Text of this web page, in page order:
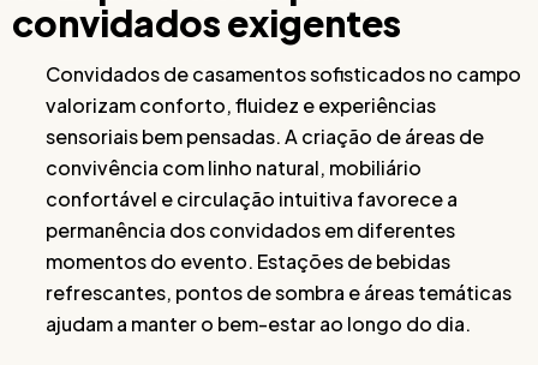
convidados exigentes
Convidados de casamentos sofisticados no campo
valorizam conforto, fluidez e experiências
sensoriais bem pensadas. A criação de áreas de
convivência com linho natural, mobiliário
confortável e circulação intuitiva favorece a
permanência dos convidados em diferentes
momentos do evento. Estações de bebidas
refrescantes, pontos de sombra e áreas temáticas
ajudam a manter o bem-estar ao longo do dia.